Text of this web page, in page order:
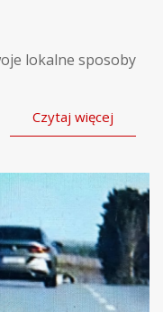
lokalne sposoby
Czytaj więcej